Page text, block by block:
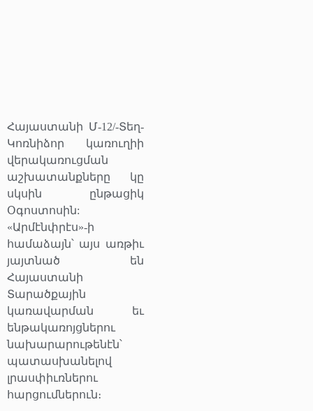
Հայաստանի Մ-12/-Տեղ-
Կոռնիձոր կառուղիի
վերակառուցման
աշխատանքները կը
սկսին ընթացիկ
Օգոստոսին:
«Արմէնփրէս»-ի
համաձայն՝ այս առթիւ
յայտնած են
Հայաստանի
Տարածքային
կառավարման եւ
ենթակառոյցներու
նախարարութենէն՝
պատասխանելով
լրասփիւռներու
հարցումներուն։